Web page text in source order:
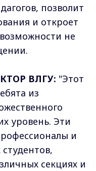
позволит
и откроет
не
ВЛГУ: "Этот
из
уровень. Эти
и
секциях и